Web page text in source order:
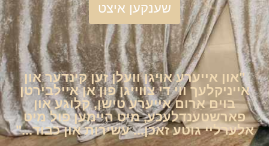
שענקען איצט
"און אייערע אויגן וועלן זען קינדער און
אייניקלעך ווי די צווייגן פון אן איילבירטן
בוים אַרום אייערע טישן, קלוגע און
פארשטענדלעכע, מיט היימען פול מיט
אלערליי גוטע זאכן... עשירות און כבוד..."